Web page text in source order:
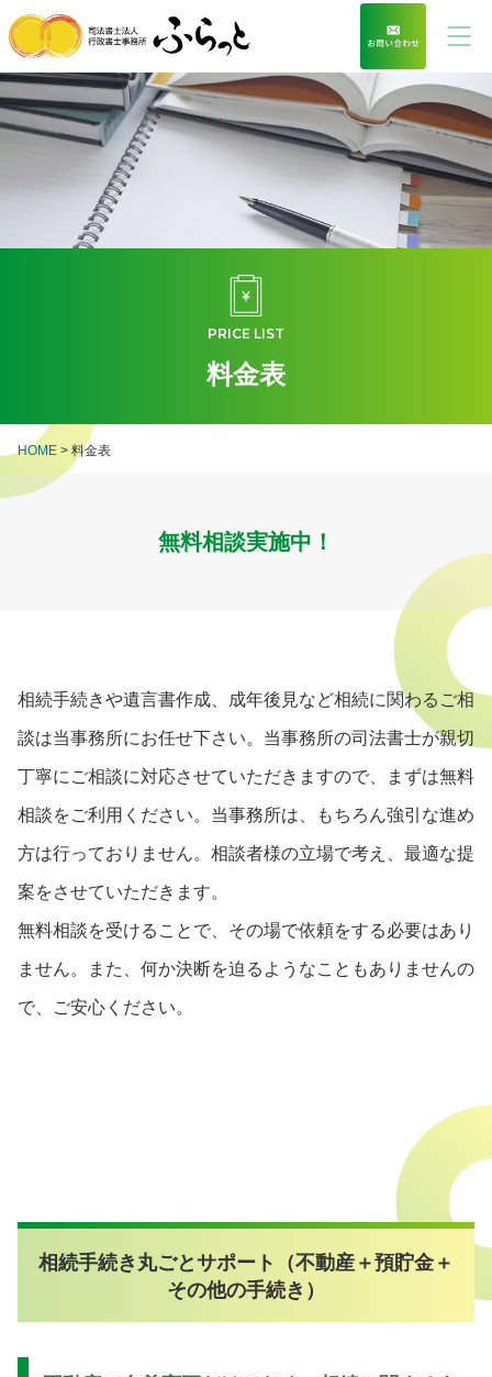
PRICE LIST
料金表
HOME > 料金表
無料相談実施中！
相続手続きや遺言書作成、成年後見など相続に関わるご相
談は当事務所にお任せ下さい。当事務所の司法書士が親切
丁寧にご相談に対応させていただきますので、まずは無料
相談をご利用ください。当事務所は、もちろん強引な進め
方は行っておりません。相談者様の立場で考え、最適な提
案をさせていただきます。
無料相談を受けることで、その場で依頼をする必要はあり
ません。また、何か決断を迫るようなこともありませんの
で、ご安心ください。
相続手続き丸ごとサポート（不動産＋預貯金＋
その他の手続き）